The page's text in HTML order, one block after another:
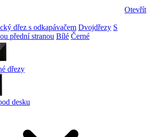
Otevřít
dřez s odkapávačem Dvojdřezy S
přední stranou Bílé Černé
dřezy
desku